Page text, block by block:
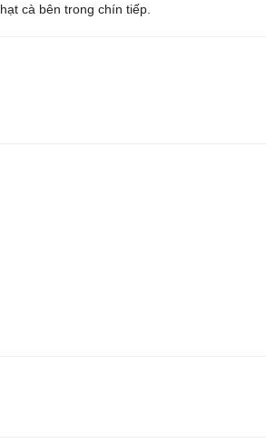
cà bên trong chín tiếp.